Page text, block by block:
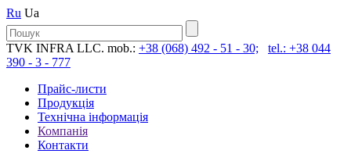
Ru Ua
TVK INFRA LLC. mob.: +38 (068) 492 - 51 - 30;
tel.: +38 044
390 - 3 - 777
Прайс-листи
Продукція
Технічна інформація
Компанія
Контакти